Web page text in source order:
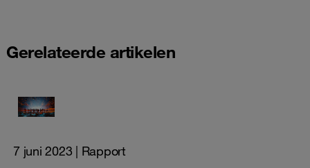
Gerelateerde artikelen
7 juni 2023 | Rapport